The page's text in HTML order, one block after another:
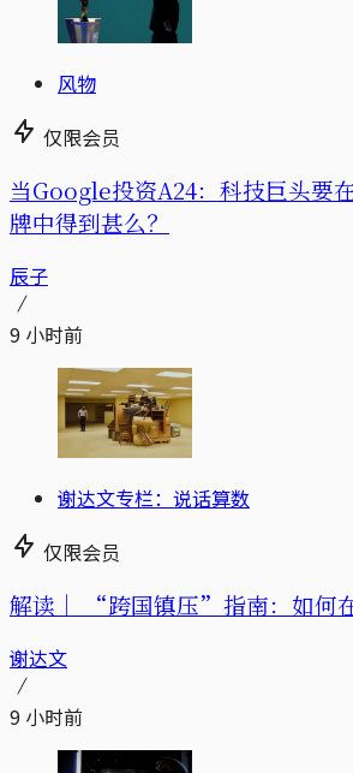
风物
仅限会员
当Google投资A24：科技巨头
牌中得到甚么？
辰子
9 小时前
谢达文专栏：说话算数
仅限会员
解读｜ “跨国镇压”指南：如何
谢达文
9 小时前